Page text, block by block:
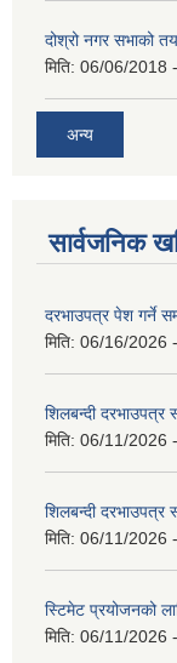
दोश्रो नगर सभाको
मिति: 06/06/2018
अन्य
सार्वजनिक
दरभाउपत्र पेश गर्ने
मिति: 06/16/2026
शिलबन्दी
मिति: 06/11/2026
शिलबन्दी
मिति: 06/11/2026
स्टिमेट प्रयोजनको
मिति: 06/11/2026